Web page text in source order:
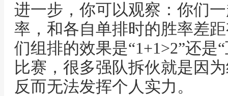
进一步，你可以观察：你们
率，和各自单排时的胜率差
们组排的效果是“1+1>2”还是
比赛，很多强队拆伙就是因
反而无法发挥个人实力。